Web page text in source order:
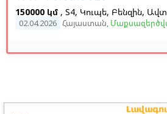
150000 կմ , S4, Կուպե, Բենզին,
02.04.2026 Հայաստան,